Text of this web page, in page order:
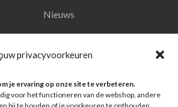
privacyvoorkeuren
je ervaring op onze site te verbeteren.
voor het functioneren van de webshop, andere
Nieuws